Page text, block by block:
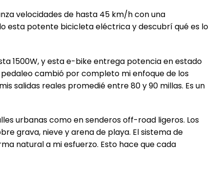
velocidades de hasta 45 km/h con una
esta potente bicicleta eléctrica y descubrí qué es lo
1500W, y esta e-bike entrega potencia en estado
cambió por completo mi enfoque de los
salidas reales promedié entre 80 y 90 millas. Es un
urbanas como en senderos off-road ligeros. Los
grava, nieve y arena de playa. El sistema de
natural a mi esfuerzo. Esto hace que cada